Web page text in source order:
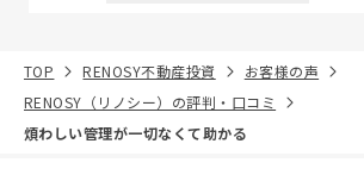
TOP RENOSY不動産投資
お客様の声
RENOSY（リノシー）の評判・口コミ
煩わしい管理が一切なくて助かる